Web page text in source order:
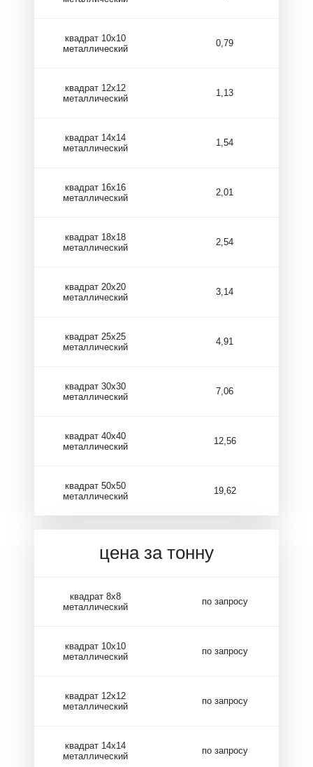
квадрат 10х10
металлический
0,79
квадрат 12х12
металлический
1,13
квадрат 14х14
металлический
1,54
квадрат 16х16
металлический
2,01
квадрат 18х18
металлический
2,54
квадрат 20х20
металлический
3,14
квадрат 25х25
металлический
4,91
квадрат 30х30
металлический
7,06
квадрат 40х40
металлический
12,56
квадрат 50х50
металлический
19,62
цена за тонну
квадрат 8х8
металлический
по запросу
квадрат 10х10
металлический
по запросу
квадрат 12х12
металлический
по запросу
квадрат 14х14
металлический
по запросу